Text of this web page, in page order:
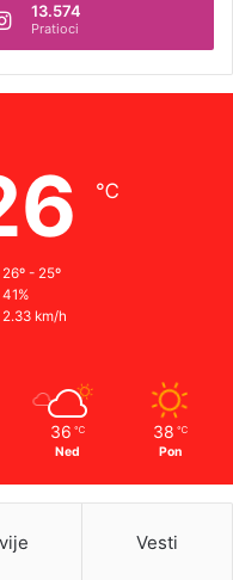
13.574
Pratioci
℃
26º - 25º
41%
2.33 km/h
36 ℃
Ned
38 ℃
Pon
Vesti